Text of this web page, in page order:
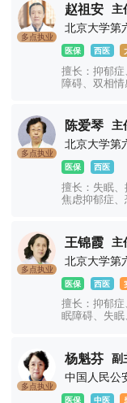
多点执业
赵祖安
主
北京大学第
医保 西医
擅长：抑郁
障碍、双相情
神心理、睡
神经紊乱、
集中、网瘾
多点执业
陈爱琴
主
北京大学第
医保 西医
擅长：失眠、
焦虑抑郁症、
体化障碍、
瘾、青少年
多点执业
王锦霞
主
北京大学第
医保 西医
擅长：抑郁
眠障碍、失
障碍、疑病
神经衰弱、
逆、注意力
多点执业
杨魁芬
副
中国人民公
医保 中医